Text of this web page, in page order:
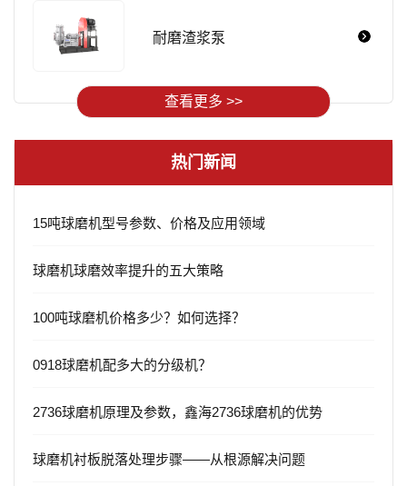
耐磨渣浆泵
查看更多 >>
热门新闻
15吨球磨机型号参数、价格及应用领域
球磨机球磨效率提升的五大策略
100吨球磨机价格多少？如何选择？
0918球磨机配多大的分级机？
2736球磨机原理及参数，鑫海2736球磨机的优势
球磨机衬板脱落处理步骤——从根源解决问题